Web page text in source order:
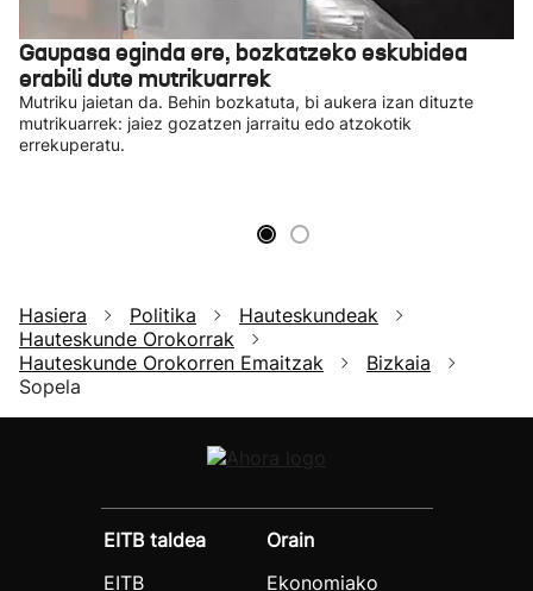
Gaupasa eginda ere, bozkatzeko eskubidea
erabili dute mutrikuarrek
Mutriku jaietan da. Behin bozkatuta, bi aukera izan dituzte
mutrikuarrek: jaiez gozatzen jarraitu edo atzokotik
errekuperatu.
Hasiera Politika
Hauteskundeak
Hauteskunde Orokorrak
Hauteskunde Orokorren Emaitzak
Bizkaia
Sopela
EITB taldea
EITB
Orain
Ekonomiako